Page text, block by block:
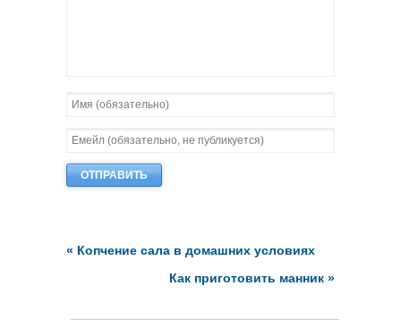
« Копчение сала в домашних условиях
Как приготовить манник »